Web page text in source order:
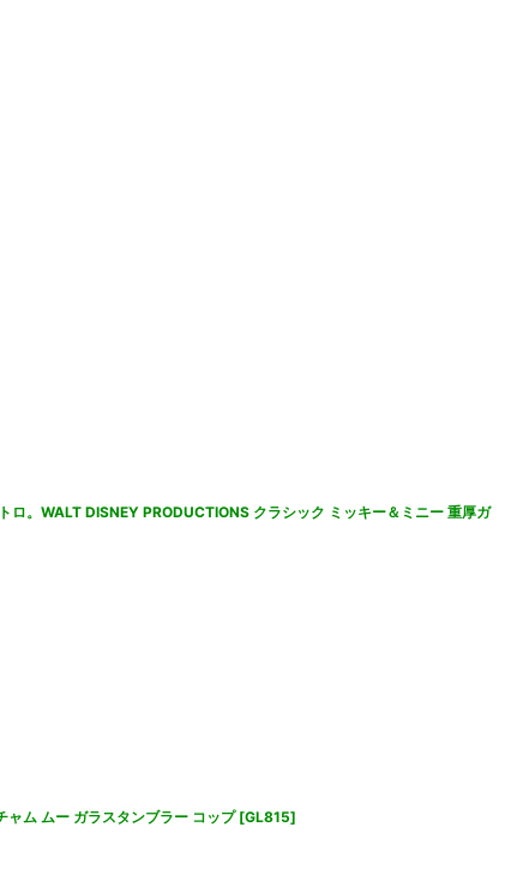
。WALT DISNEY PRODUCTIONS クラシック ミッキー＆ミニー 重厚ガ
ム ムー ガラスタンブラー コップ [GL815]